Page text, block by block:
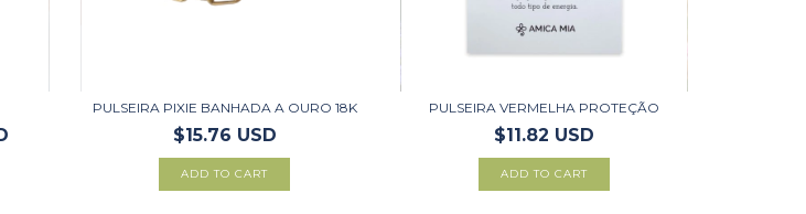
PULSEIRA PIXIE BANHADA A OURO 18K
$15.76 USD
PULSEIRA VERMELHA PROTEÇÃO
$11.82 USD